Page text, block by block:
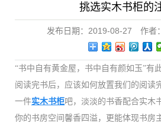
挑选实木书柜的
发布日期： 2019-08-27 作者：
“书中自有黄金屋，书中自有颜如玉”有
阅读完书后，应该如何放置我们的阅读
一件实木书柜吧，淡淡的书香配合实木
你的书房空间馨香四溢，更能体现书房